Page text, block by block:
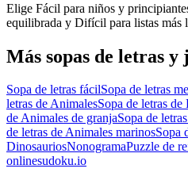
Elige Fácil para niños y
equilibrada y Difícil para listas más
Más sopas de letras y
Sopa de letras fácilSopa de letras
letras de AnimalesSopa de letras de
de Animales de granjaSopa de
de letras de Animales marinosSopa
DinosauriosNonogramaPuzzle de
onlinesudoku.io